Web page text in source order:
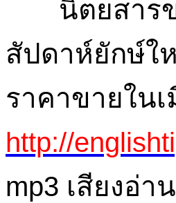
นิตยสารข่า
สัปดาห์ยักษ์ใ
ราคาขายใน
http://
mp3 เสียงอ่